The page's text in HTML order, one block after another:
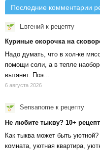
Последние комментарии
Евгений к рецепту
Куриные окорочка на
Надо думать, что в хол-ке
помощи соли, а в тепле
вытянет. Поэ...
6 августа 2026
Sensanome к рецепту
Не любите тыкву? 10+
Как тыква может быть
комната, уютная квартира,